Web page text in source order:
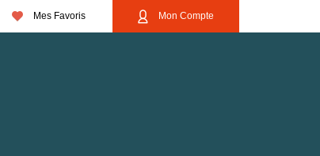
Mes Favoris Mon Compte